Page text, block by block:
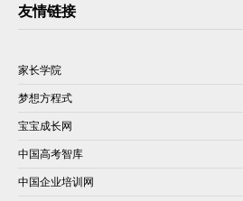
友情链接
家长学院
梦想方程式
宝宝成长网
中国高考智库
中国企业培训网